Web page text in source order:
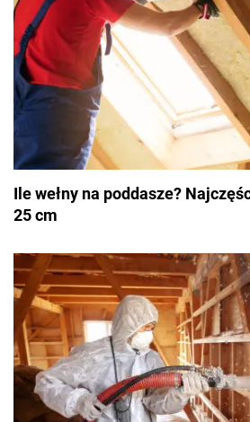
Ile wełny na poddasze?
25 cm